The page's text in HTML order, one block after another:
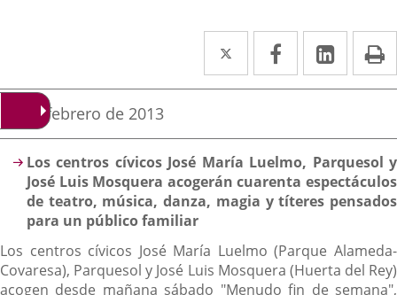
Twitter
Enlace
a
aplicación
externa.
Facebook
Enlace
a
aplicación
externa.
Enlace
a
Fecha
de
la
noticia
22 de febrero de 2013
Descripción
Los centros cívicos José María Luelmo, Parquesol y
José Luis Mosquera acogerán cuarenta espectáculos
de teatro, música, danza, magia y títeres pensados
para un público familiar
Los centros cívicos José María Luelmo (Parque Alameda-
Covaresa), Parquesol y José Luis Mosquera (Huerta del Rey)
acogen desde mañana sábado "Menudo fin de semana",